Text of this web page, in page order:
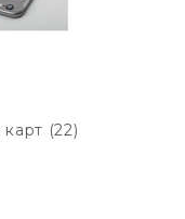
(22)